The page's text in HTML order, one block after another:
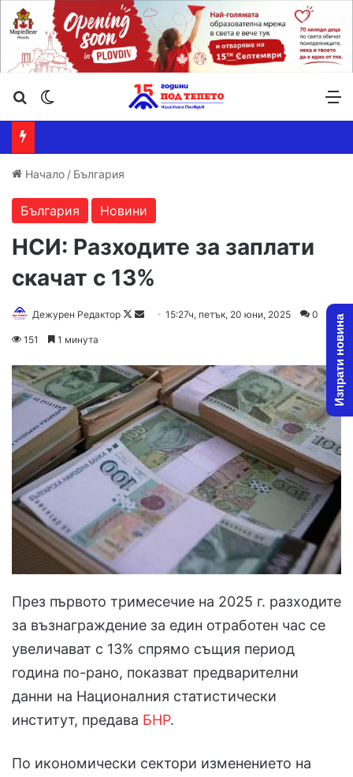
Търсене ...
Начало / България
България Новини
НСИ: Разходите за заплати
скачат с 13%
Дежурен Редактор
Follow
Send15:27ч, петък, 20 юни, 2025 0
151 1 минута
През първото тримесечие на 2025 г. разходите
за възнаграждение за един отработен час се
увеличават с 13% спрямо същия период
година по-рано, показват предварителни
данни на Националния статистически
институт, предава БНР.
По икономически сектори изменението на
Изпрати новина